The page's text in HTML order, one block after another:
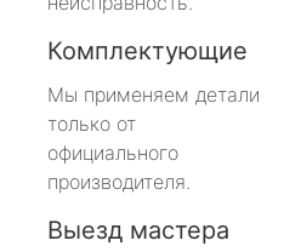
Комплектующие
Мы применяем детали
только от
официального
производителя.
Выезд мастера